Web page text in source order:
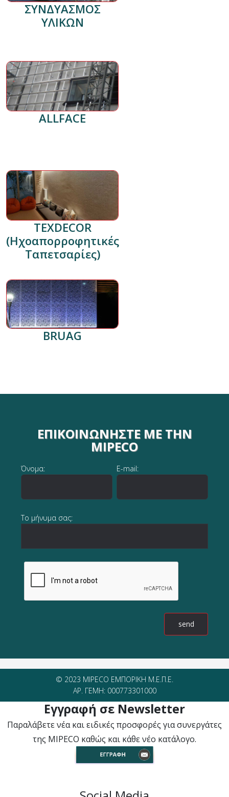
ΣΥΝΔΥΑΣΜΟΣ
ΥΛΙΚΩΝ
ALLFACE
TEXDECOR
(Ηχοαπορροφητικές
Ταπετσαρίες)
BRUAG
ΕΠΙΚΟΙΝΩΝΉΣΤΕ ΜΕ ΤΗΝ
MIPECO
Όνομα: E-mail:
Το μήνυμα σας:
© 2023 MIPECO ΕΜΠΟΡΙΚΗ Μ.Ε.Π.Ε.
ΑΡ. ΓΕΜΗ: 000773301000
Εγγραφή σε Newsletter
Παραλάβετε νέα και ειδικές προσφορές για συνεργάτες
της MIPECO καθώς και κάθε νέο κατάλογο.